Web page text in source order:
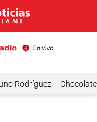
Rodríguez